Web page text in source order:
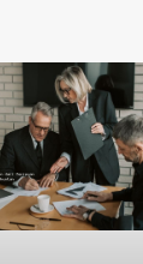
n
p
n
t